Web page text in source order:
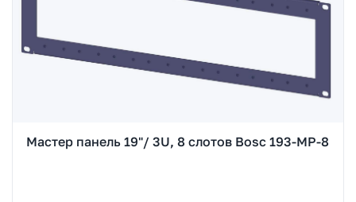
Мастер панель 19"/ 3U, 8 слотов Bosc 193-MP-8